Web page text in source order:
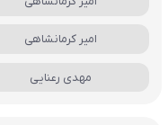
امیر کرمانشاهی
مهدی رعنایی